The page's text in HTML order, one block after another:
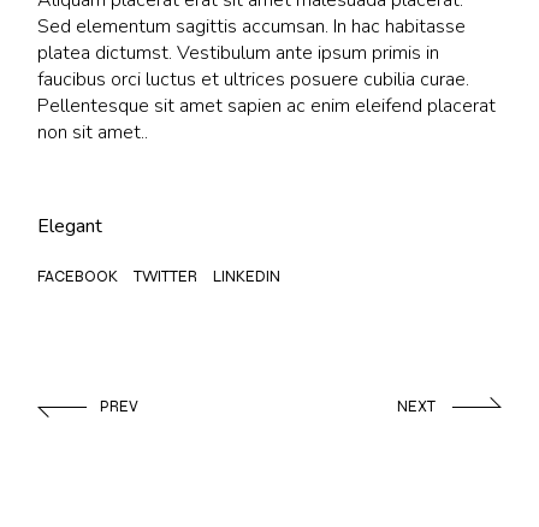
Sed elementum sagittis accumsan. In hac habitasse
platea dictumst. Vestibulum ante ipsum primis in
faucibus orci luctus et ultrices posuere cubilia curae.
Pellentesque sit amet sapien ac enim eleifend placerat
non sit amet..
Elegant
FACEBOOK TWITTER LINKEDIN
PREV NEXT